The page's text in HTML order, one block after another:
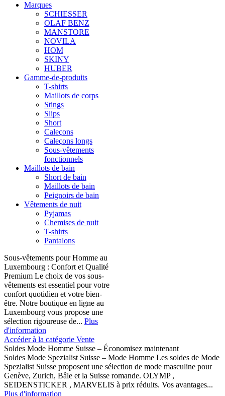
Marques
SCHIESSER
OLAF BENZ
MANSTORE
NOVILA
HOM
SKINY
HUBER
Gamme-de-produits
T-shirts
Maillots de corps
Stings
Slips
Short
Caleçons
Caleçons longs
Sous-vêtements
fonctionnels
Maillots de bain
Short de bain
Maillots de bain
Peignoirs de bain
Vêtements de nuit
Pyjamas
Chemises de nuit
T-shirts
Pantalons
Sous-vêtements pour Homme au
Luxembourg : Confort et Qualité
Premium Le choix de vos sous-
vêtements est essentiel pour votre
confort quotidien et votre bien-
être. Notre boutique en ligne au
Luxembourg vous propose une
sélection rigoureuse de... Plus
d'information
Accéder à la catégorie Vente
Soldes Mode Homme Suisse – Économisez maintenant
Soldes Mode Spezialist Suisse – Mode Homme Les soldes de Mode
Spezialist Suisse proposent une sélection de mode masculine pour
Genève, Zurich, Bâle et la Suisse romande. OLYMP ,
SEIDENSTICKER , MARVELIS à prix réduits. Vos avantages...
Plus d'information